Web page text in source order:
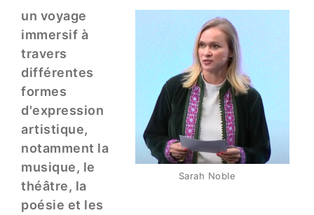
Sarah Noble
un voyage
immersif à
travers
différentes
formes
d'expression
artistique,
notamment la
musique, le
théâtre, la
poésie et les